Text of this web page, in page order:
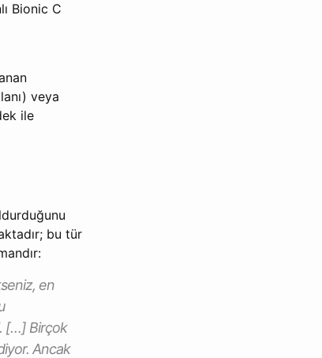
Bionic C
veya
ile
bu tür
en
[…] Birçok
Ancak